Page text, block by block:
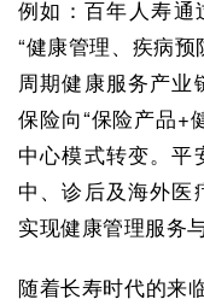
例如：百年人寿通
“健康管理、疾病
周期健康服务产业
保险向“保险产品+
中心模式转变。平
中、诊后及海外医
实现健康管理服务
随着长寿时代的来